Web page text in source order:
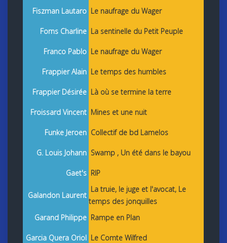
Fiszman Lautaro Le naufrage du Wager
Forns Charline La sentinelle du Petit Peuple
Franco Pablo Le naufrage du Wager
Frappier Alain Le temps des humbles
Frappier Désirée Là où se termine la terre
Froissard Vincent Mines et une nuit
Funke Jeroen Collectif de bd Lamelos
G. Louis Johann Swamp , Un été dans le bayou
Gaet's RIP
Galandon Laurent
La truie, le juge et l'avocat, Le
temps des jonquilles
Garand Philippe Rampe en Plan
Garcia Quera Oriol Le Comte Wilfred